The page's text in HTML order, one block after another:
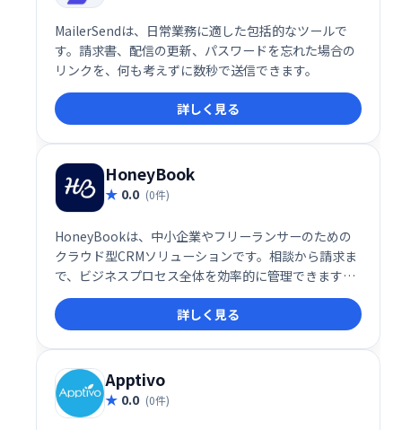
MailerSendは、日常業務に適した包括的なツールで
す。請求書、配信の更新、パスワードを忘れた場合の
リンクを、何も考えずに数秒で送信できます。
詳しく見る
HoneyBook
0.0 (0件)
HoneyBookは、中小企業やフリーランサーのための
クラウド型CRMソリューションです。相談から請求ま
で、ビジネスプロセス全体を効率的に管理できます。
プロジェクト管理、顧客予約、請求書発行、オンライ
ン契約、支払い管理など、ビジネスに必要な機能をワ
ンストップで提供。スムーズなワークフローを実現
し、生産性を向上させます。
詳しく見る
Apptivo
0.0 (0件)